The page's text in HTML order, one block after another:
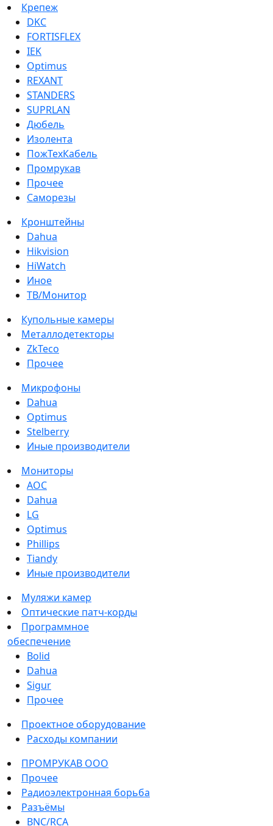
Крепеж
DKC
FORTISFLEX
IEK
Optimus
REXANT
STANDERS
SUPRLAN
Дюбель
Изолента
ПожТехКабель
Промрукав
Прочее
Саморезы
Кронштейны
Dahua
Hikvision
HiWatch
Иное
ТВ/Монитор
Купольные камеры
Металлодетекторы
ZkTeco
Прочее
Микрофоны
Dahua
Optimus
Stelberry
Иные производители
Мониторы
AOC
Dahua
LG
Optimus
Phillips
Tiandy
Иные производители
Муляжи камер
Оптические патч-корды
Программное
обеспечение
Bolid
Dahua
Sigur
Прочее
Проектное оборудование
Расходы компании
ПРОМРУКАВ ООО
Прочее
Радиоэлектронная борьба
Разъёмы
BNC/RCA